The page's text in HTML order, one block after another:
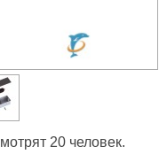
20 человек.